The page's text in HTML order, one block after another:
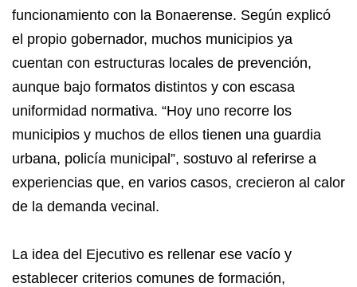
funcionamiento con la Bonaerense. Según explicó
el propio gobernador, muchos municipios ya
cuentan con estructuras locales de prevención,
aunque bajo formatos distintos y con escasa
uniformidad normativa. “Hoy uno recorre los
municipios y muchos de ellos tienen una guardia
urbana, policía municipal”, sostuvo al referirse a
experiencias que, en varios casos, crecieron al calor
de la demanda vecinal.
La idea del Ejecutivo es rellenar ese vacío y
establecer criterios comunes de formación,